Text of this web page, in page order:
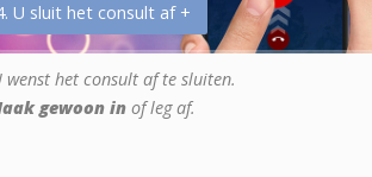
U sluit het consult af +
wenst het consult af te sluiten.
gewoon in of leg af.